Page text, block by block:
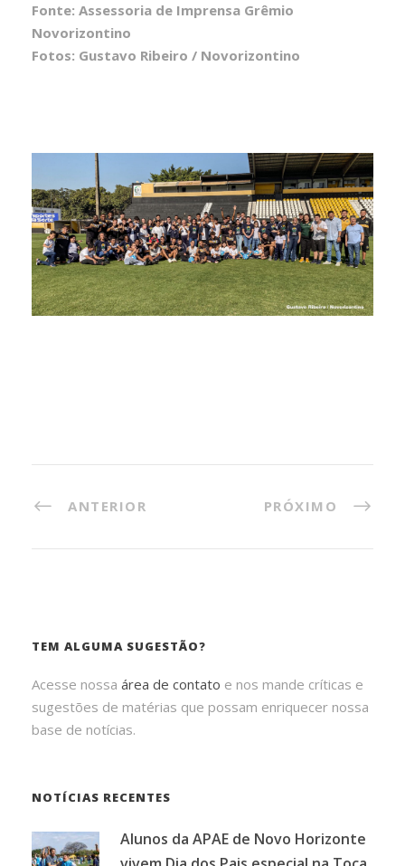
Fonte: Assessoria de Imprensa Grêmio
Novorizontino
Fotos: Gustavo Ribeiro / Novorizontino
ANTERIOR PRÓXIMO
TEM ALGUMA SUGESTÃO?
Acesse nossa área de contato e nos mande críticas e
sugestões de matérias que possam enriquecer nossa
base de notícias.
NOTÍCIAS RECENTES
Alunos da APAE de Novo Horizonte